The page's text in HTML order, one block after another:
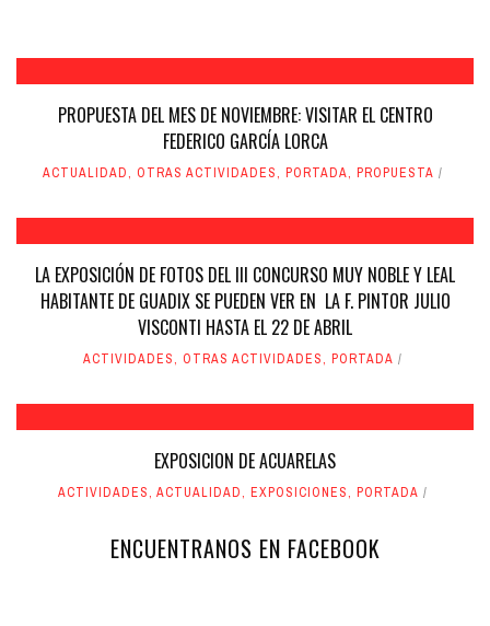
PROPUESTA DEL MES DE NOVIEMBRE: VISITAR EL CENTRO
FEDERICO GARCÍA LORCA
ACTUALIDAD, OTRAS ACTIVIDADES, PORTADA, PROPUESTA
LA EXPOSICIÓN DE FOTOS DEL III CONCURSO MUY NOBLE Y LEAL
HABITANTE DE GUADIX SE PUEDEN VER EN LA F. PINTOR JULIO
VISCONTI HASTA EL 22 DE ABRIL
ACTIVIDADES, OTRAS ACTIVIDADES, PORTADA
EXPOSICION DE ACUARELAS
ACTIVIDADES, ACTUALIDAD, EXPOSICIONES, PORTADA
ENCUENTRANOS EN FACEBOOK